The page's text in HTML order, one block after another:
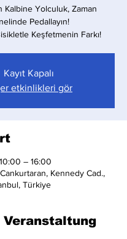
Kalbine Yolculuk, Zaman
Pedallayın!
Keşfetmenin Farkı!
Kayıt Kapalı
etkinlikleri gör
– 16:00
Kennedy Cad.,
Türkiye
Veranstaltung